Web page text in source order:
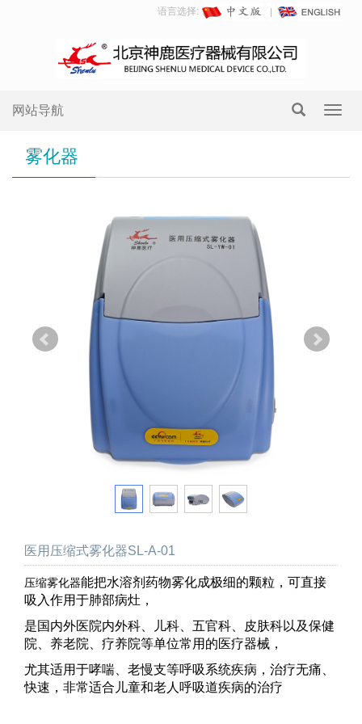
语言选择:
网站导航
雾化器
医用压缩式雾化器SL-A-01
压缩雾化器能把水溶剂药物雾化成极细的颗粒，可直接
吸入作用于肺部病灶，
是国内外医院内外科、儿科、五官科、皮肤科以及保健
院、养老院、疗养院等单位常用的医疗器械，
尤其适用于哮喘、老慢支等呼吸系统疾病，治疗无痛、
快速，非常适合儿童和老人呼吸道疾病的治疗